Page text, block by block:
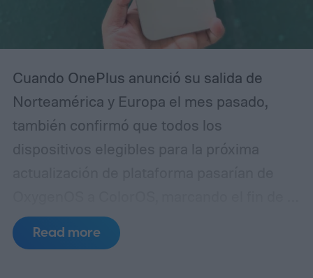
Cuando OnePlus anunció su salida de
Norteamérica y Europa el mes pasado,
también confirmó que todos los
dispositivos elegibles para la próxima
apariencia de Android que ayudó a definir
la marca OnePlus durante más de una
Read more